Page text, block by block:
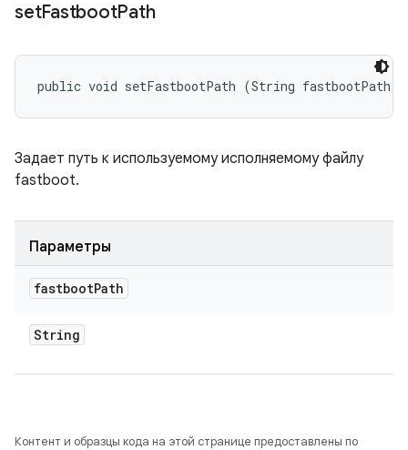
setFastbootPath
public void setFastbootPath (String fastbootPath)
Задает путь к используемому исполняемому файлу
fastboot.
Параметры
fastbootPath
String
Контент и образцы кода на этой странице предоставлены по